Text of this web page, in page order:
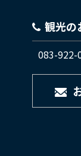
観光の
083-922-